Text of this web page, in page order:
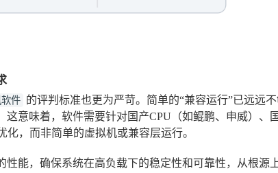
件 的评判标准也更为严苛。简单的“兼容运行”已远远
意味着，软件需要针对国产CPU（如鲲鹏、申威）、
，而非简单的虚拟机或兼容层运行。
能，确保系统在高负载下的稳定性和可靠性，从根源